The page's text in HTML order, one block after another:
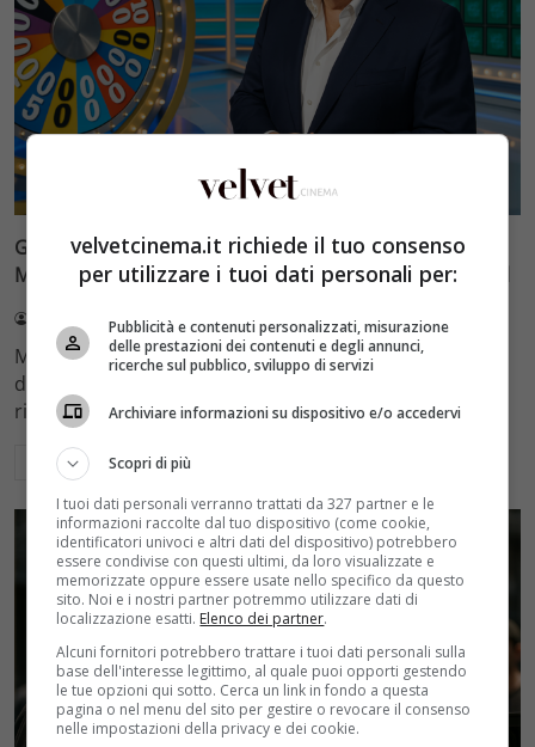
Gerry Scotti vs Enrico Papi: la battaglia estiva di
Mediaset tra La Ruota della Fortuna e Let’s Make a Deal
Redazione Velvet 4 Agosto 2026
Mediaset sceglie di mantenere Gerry Scotti e La Ruota
della Fortuna nell'access prime time estivo di Canale 5,
rinviando a dicembre il debutto di Enrico Pa
Leggi di più
velvetcinema.it richiede il tuo consenso
per utilizzare i tuoi dati personali per:
Pubblicità e contenuti personalizzati, misurazione
delle prestazioni dei contenuti e degli annunci,
ricerche sul pubblico, sviluppo di servizi
Archiviare informazioni su dispositivo e/o accedervi
Scopri di più
I tuoi dati personali verranno trattati da 327 partner e le
informazioni raccolte dal tuo dispositivo (come cookie,
identificatori univoci e altri dati del dispositivo) potrebbero
essere condivise con questi ultimi, da loro visualizzate e
memorizzate oppure essere usate nello specifico da questo
sito. Noi e i nostri partner potremmo utilizzare dati di
localizzazione esatti. Elenco dei partner.
Alcuni fornitori potrebbero trattare i tuoi dati personali sulla
base dell'interesse legittimo, al quale puoi opporti gestendo
le tue opzioni qui sotto. Cerca un link in fondo a questa
pagina o nel menu del sito per gestire o revocare il consenso
nelle impostazioni della privacy e dei cookie.